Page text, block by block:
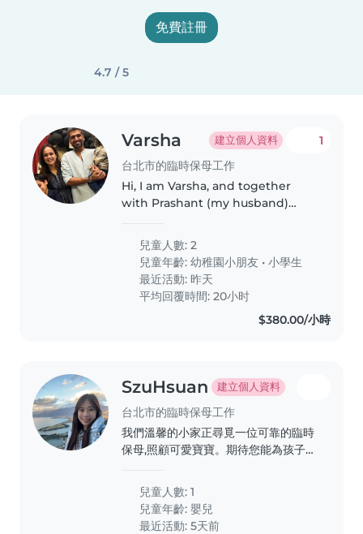
免費註冊
4.7 / 5
Varsha 建立個人資料
台北市的臨時保母工作
1
Hi, I am Varsha, and together
with Prashant (my husband)
son is 8.5 years old and his little
brother just turned 3. We've just
moved to Taipei last..
兒童人數: 2
兒童年齡:幼稚園小朋友 •小學生
最近活動: 昨天
平均回覆時間: 20小时
$380.00/小時
SzuHsuan 建立個人資料
台北市的臨時保母工作
我們溫馨的小家正尋覓一位可靠的臨時
保母,照顧可愛寶寶。期待您能為孩子帶
求,有短期旅遊的可能
兒童人數: 1
兒童年齡:嬰兒
最近活動: 5天前